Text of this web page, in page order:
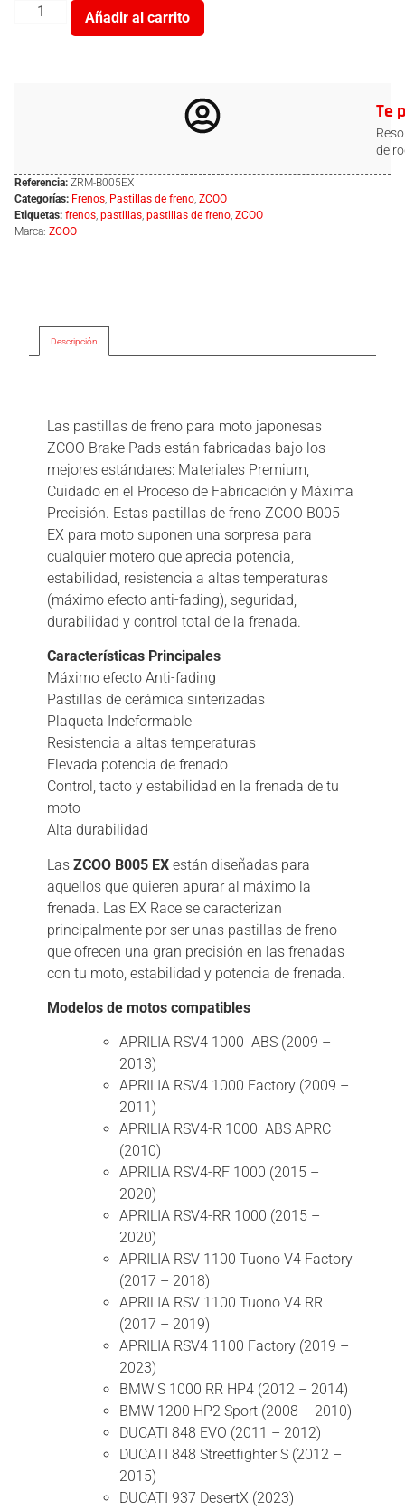
Añadir al carrito
Te
de
Referencia: ZRM-B005EX
Categorías: Frenos, Pastillas de freno, ZCOO
Etiquetas: frenos, pastillas, pastillas de freno, ZCOO
Marca: ZCOO
Descripción
Las pastillas de freno para moto japonesas
ZCOO Brake Pads están fabricadas bajo los
mejores estándares: Materiales Premium,
Cuidado en el Proceso de Fabricación y Máxima
Precisión. Estas pastillas de freno ZCOO B005
EX para moto suponen una sorpresa para
cualquier motero que aprecia potencia,
estabilidad, resistencia a altas temperaturas
(máximo efecto anti-fading), seguridad,
durabilidad y control total de la frenada.
Características Principales
Máximo efecto Anti-fading
Pastillas de cerámica sinterizadas
Plaqueta Indeformable
Resistencia a altas temperaturas
Elevada potencia de frenado
Control, tacto y estabilidad en la frenada de tu
moto
Alta durabilidad
Las ZCOO B005 EX están diseñadas para
aquellos que quieren apurar al máximo la
frenada. Las EX Race se caracterizan
principalmente por ser unas pastillas de freno
que ofrecen una gran precisión en las frenadas
con tu moto, estabilidad y potencia de frenada.
Modelos de motos compatibles
APRILIA RSV4 1000 ABS (2009 –
2013)
APRILIA RSV4 1000 Factory (2009 –
2011)
APRILIA RSV4-R 1000 ABS APRC
(2010)
APRILIA RSV4-RF 1000 (2015 –
2020)
APRILIA RSV4-RR 1000 (2015 –
2020)
APRILIA RSV 1100 Tuono V4 Factory
(2017 – 2018)
APRILIA RSV 1100 Tuono V4 RR
(2017 – 2019)
APRILIA RSV4 1100 Factory (2019 –
2023)
BMW S 1000 RR HP4 (2012 – 2014)
BMW 1200 HP2 Sport (2008 – 2010)
DUCATI 848 EVO (2011 – 2012)
DUCATI 848 Streetfighter S (2012 –
2015)
DUCATI 937 DesertX (2023)